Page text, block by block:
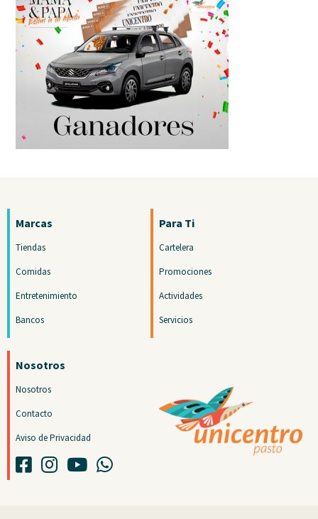
Marcas
Tiendas
Comidas
Entretenimiento
Bancos
Para Ti
Cartelera
Promociones
Actividades
Servicios
Nosotros
Nosotros
Contacto
Aviso de Privacidad